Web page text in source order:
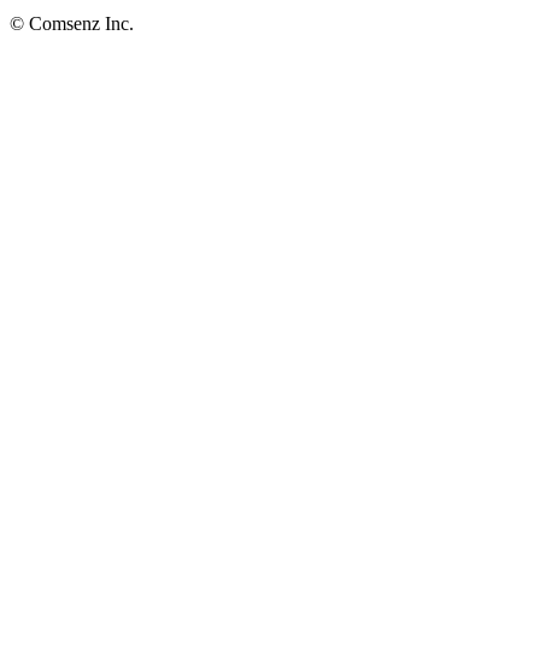
© Comsenz Inc.